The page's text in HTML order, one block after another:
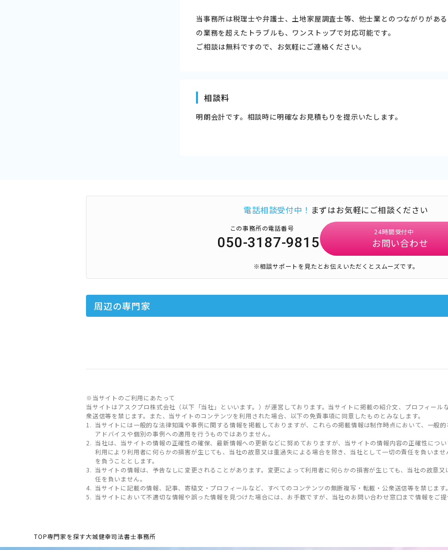
当事務所は税理士や弁護士、土地家屋調査士等、他士業とのつながりがあ
の業務を超えたトラブルも、ワンストップで対応可能です。
ご相談は無料ですので、お気軽にご連絡ください。
相談料
明朗会計です。相談時に明確なお見積もりを提示いたします。
電話相談受付中！ まずはお気軽にご相談ください
この事務所の電話番号
050-3187-9815
24時間受付中
お問い合わせ
※相談サポートを見たとお伝えいただくとスムーズです。
周辺の専門家
※当サイトのご利用にあたって
当サイトはアスクプロ株式会社（以下「当社」といいます。）が運営しております。当サイトに掲載の紹介文、プロフィール
衆送信等を禁じます。また、当サイトのコンテンツを利用された場合、以下の免責事項に同意したものとみなします。
当サイトには一般的な法律知識や事例に関する情報を掲載しておりますが、これらの掲載情報は制作時点において、一般
アドバイスや個別の事例への適用を行うものではありません。
当社は、当サイトの情報の正確性の確保、最新情報への更新などに努めておりますが、当サイトの情報内容の正確性につ
利用により利用者に何らかの損害が生じても、当社の故意又は重過失による場合を除き、当社として一切の責任を負いま
を負うこととします。
当サイトの情報は、予告なしに変更されることがあります。変更によって利用者に何らかの損害が生じても、当社の故意
任を負いません。
当サイトに記載の情報、記事、寄稿文・プロフィールなど、すべてのコンテンツの無断複写・転載・公衆送信等を禁じます
当サイトにおいて不適切な情報や誤った情報を見つけた場合には、お手数ですが、当社のお問い合わせ窓口まで情報をご
TOP専門家を探す大城健幸司法書士事務所